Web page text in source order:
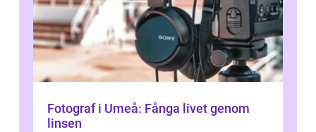
Fotograf i Umeå: Fånga livet genom
linsen